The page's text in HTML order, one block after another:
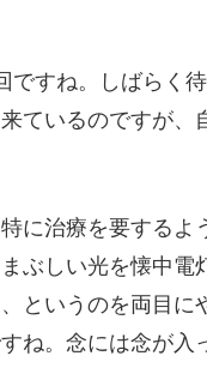
ですね。しばらく
ているのですが、
に治療を要するよ
ぶしい光を懐中電
というのを両目に
ね。念には念が入